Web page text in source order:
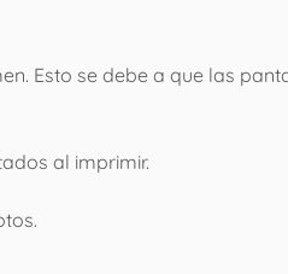
Esto se debe a que las
al imprimir.